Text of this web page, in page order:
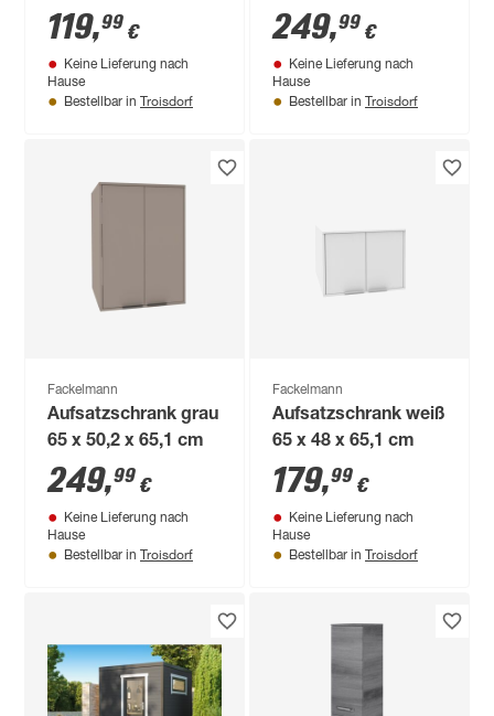
foliert 30 x 70 x 17
cm
119,99 €
Keine Lieferung nach
Hause
Bestellbar in Troisdorf
249,99 €
Keine Lieferung nach
Hause
Bestellbar in Troisdorf
Fackelmann
Aufsatzschrank grau
65 x 50,2 x 65,1 cm
249,99 €
Keine Lieferung nach
Hause
Bestellbar in Troisdorf
Fackelmann
Aufsatzschrank weiß
65 x 48 x 65,1 cm
179,99 €
Keine Lieferung nach
Hause
Bestellbar in Troisdorf